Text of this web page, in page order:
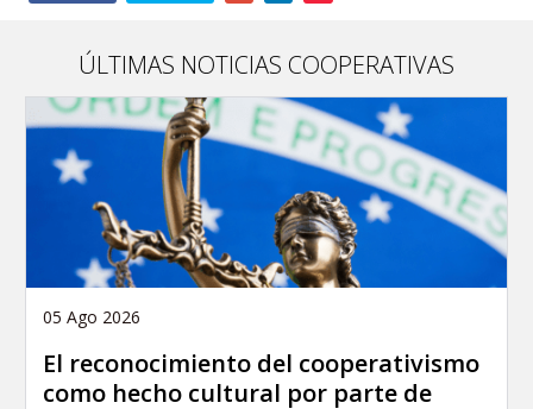
ÚLTIMAS NOTICIAS COOPERATIVAS
05 Ago 2026
El reconocimiento del cooperativismo
como hecho cultural por parte de